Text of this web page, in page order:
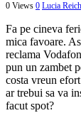
0 Views 0 Lucia Reich
Fa pe cineva
mica favoare.
reclama
pun un zambet
costa vreun
ar trebui sa va
facut spot?